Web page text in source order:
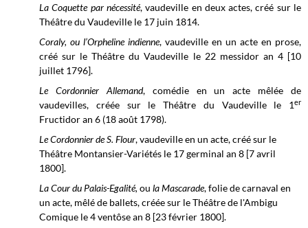
La Coquette par nécessité, vaudeville en deux actes, créé sur le
Théâtre du Vaudeville le 17 juin 1814.
Coraly, ou l’Orpheline indienne, vaudeville en un acte en prose,
créé sur leThéâtre du Vaudeville le 22 messidor an 4 [10
juillet 1796].
Le Cordonnier Allemand, comédie en un acte mêlée de
vaudevilles, créée sur le Théâtre du Vaudevillele 1er
Fructidor an 6 (18 août 1798).
Le Cordonnier de S. Flour, vaudeville en un acte, créé sur le
Théâtre Montansier-Variétés le 17 germinal an 8 [7 avril
1800].
La Cour du Palais-Egalité, ou la Mascarade, folie de carnaval en
un acte, mêlé de ballets, créée sur le Théâtre de l'Ambigu
Comique le 4 ventôsean 8 [23 février 1800].